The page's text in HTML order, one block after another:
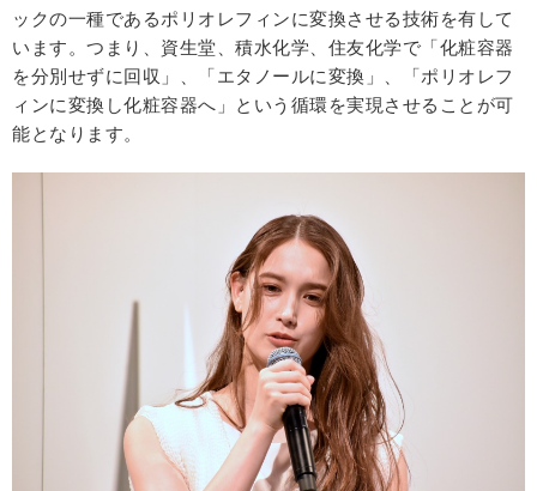
ックの一種であるポリオレフィンに変換させる技術を有して
います。つまり、資生堂、積水化学、住友化学で「化粧容器
を分別せずに回収」、「エタノールに変換」、「ポリオレフ
ィンに変換し化粧容器へ」という循環を実現させることが可
能となります。